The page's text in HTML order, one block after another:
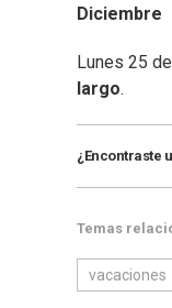
Diciembre
Lunes 25
largo.
¿Encontraste
Temas
vacaciones